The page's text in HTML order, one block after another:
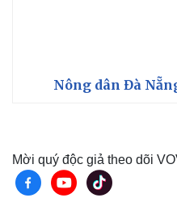
Nông dân Đà
Mời quý độc giả theo dõi